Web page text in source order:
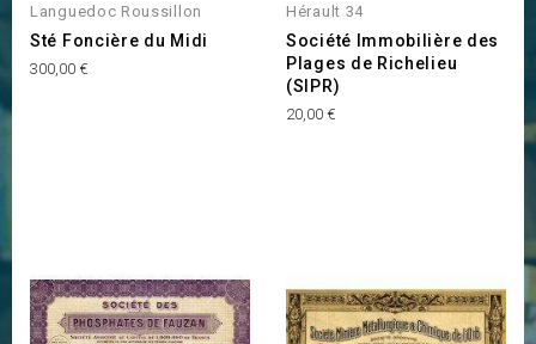
Languedoc Roussillon
Sté Foncière du Midi
Prix
300,00 €
Hérault 34
Société Immobilière des
Plages de Richelieu
(SIPR)
Prix
20,00 €